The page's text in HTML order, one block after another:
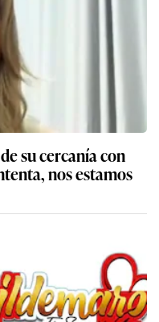
su cercanía con
nos estamos